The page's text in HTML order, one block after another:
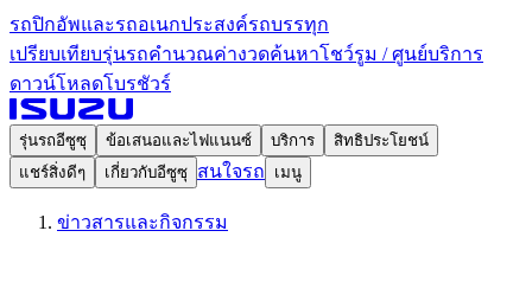
รถปิกอัพและรถอเนกประสงค์รถบรรทุก
เปรียบเทียบรุ่นรถคำนวณค่างวดค้นหาโชว์รูม / ศูนย์บริการ
ดาวน์โหลดโบรชัวร์
รุ่นรถอีซูซุ ข้อเสนอและไฟแนนซ์ บริการ
สิทธิประโยชน์
แชร์สิ่งดีๆ
เกี่ยวกับอีซูซุ สนใจรถ เมนู
ข่าวสารและกิจกรรม